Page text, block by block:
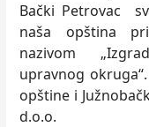
Bački Petrovac
naša opština
nazivom
upravnog
opštine i
d.o.o.